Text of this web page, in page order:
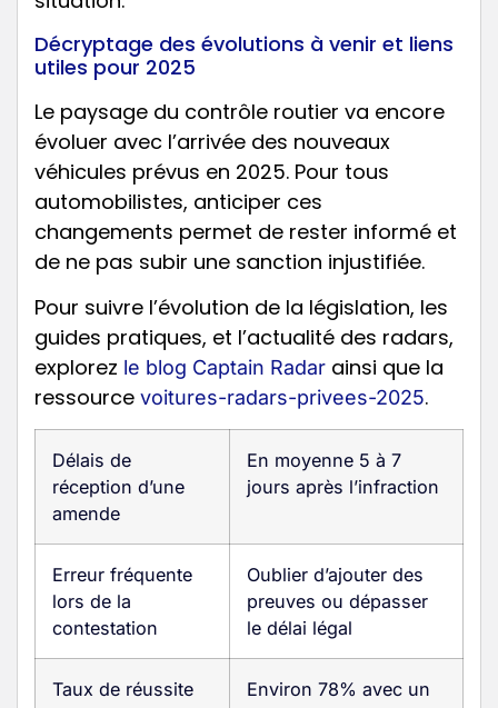
Décryptage des évolutions à venir et liens
utiles pour 2025
Le paysage du contrôle routier va encore
évoluer avec l’arrivée des nouveaux
véhicules prévus en 2025. Pour tous
automobilistes, anticiper ces
changements permet de rester informé et
de ne pas subir une sanction injustifiée.
Pour suivre l’évolution de la législation, les
guides pratiques, et l’actualité des radars,
explorez le blog Captain Radar ainsi que la
ressource voitures-radars-privees-2025.
Délais de
réception d’une
amende
En moyenne 5 à 7
jours après l’infraction
Erreur fréquente
lors de la
contestation
Oublier d’ajouter des
preuves ou dépasser
le délai légal
Taux de réussite
Environ 78% avec un